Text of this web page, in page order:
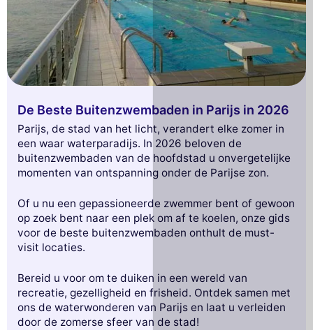
De Beste Buitenzwembaden in Parijs in 2026
Parijs, de stad van het licht, verandert elke zomer in
een waar waterparadijs. In 2026 beloven de
buitenzwembaden van de hoofdstad u onvergetelijke
momenten van ontspanning onder de Parijse zon.
Of u nu een gepassioneerde zwemmer bent of gewoon
op zoek bent naar een plek om af te koelen, onze gids
voor de beste buitenzwembaden onthult de must-
visit locaties.
Bereid u voor om te duiken in een wereld van
recreatie, gezelligheid en frisheid. Ontdek samen met
ons de waterwonderen van Parijs en laat u verleiden
door de zomerse sfeer van de stad!